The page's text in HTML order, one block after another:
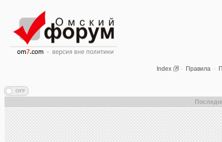
Index · Правила ·